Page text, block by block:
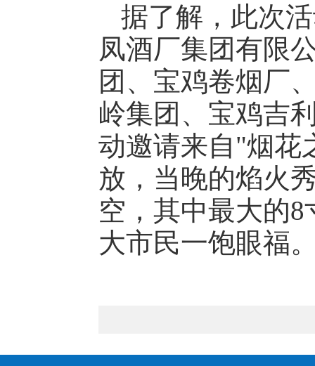
据了解，此次
凤酒厂集团有限
团、宝鸡卷烟厂
岭集团、宝鸡吉
动邀请来自"烟花
放，当晚的焰火
空，其中最大的
大市民一饱眼福